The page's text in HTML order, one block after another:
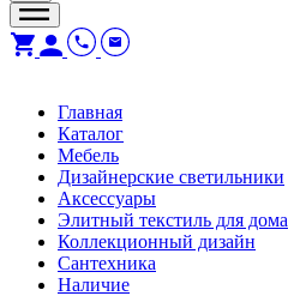
Главная
Каталог
Мебель
Дизайнерские светильники
Аксессуары
Элитный текстиль для дома
Коллекционный дизайн
Сантехника
Наличие